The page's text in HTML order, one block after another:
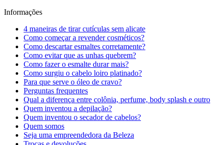
Informações
4 maneiras de tirar cutículas sem alicate
Como começar a revender cosméticos?
Como descartar esmaltes corretamente?
Como evitar que as unhas quebrem?
Como fazer o esmalte durar mais?
Como surgiu o cabelo loiro platinado?
Para que serve o óleo de cravo?
Perguntas frequentes
Qual a diferença entre colônia, perfume, body splash e outro
Quem inventou a depilação?
Quem inventou o secador de cabelos?
Quem somos
Seja uma empreendedora da Beleza